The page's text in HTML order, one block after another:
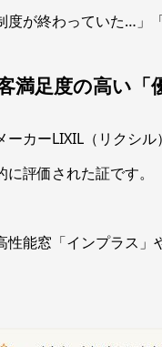
度が終わっていた…」
満足度の高い「
ーカーLIXIL（リクシ
評価された証です。
性能窓「インプラス